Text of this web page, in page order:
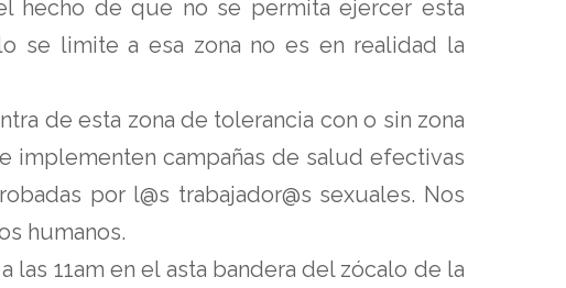
hecho de que no se permita ejercer esta
se limite a esa zona no es en realidad la
de esta zona de tolerancia con o sin zona
implementen campañas de salud efectivas
por l@s trabajador@s sexuales. Nos
humanos.
11am en el asta bandera del zócalo de la